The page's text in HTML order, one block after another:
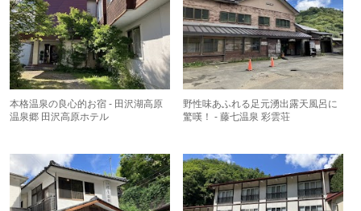
本格温泉の良心的お宿 - 田沢湖高原
温泉郷 田沢高原ホテル
野性味あふれる足元湧出露天風呂に
驚嘆！ - 藤七温泉 彩雲荘